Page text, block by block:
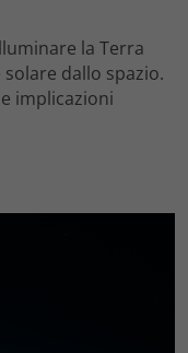
la Terra
dallo spazio.
implicazioni